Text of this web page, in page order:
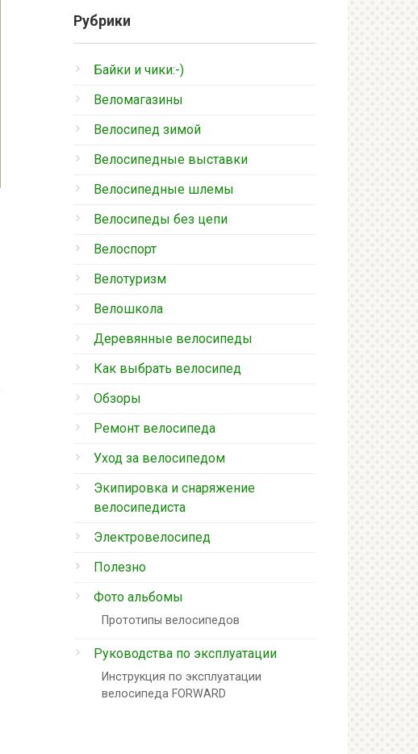
Рубрики
Байки и чики:-)
Веломагазины
Велосипед зимой
Велосипедные выставки
Велосипедные шлемы
Велосипеды без цепи
Велоспорт
Велотуризм
Велошкола
Деревянные велосипеды
Как выбрать велосипед
Обзоры
Ремонт велосипеда
Уход за велосипедом
Экипировка и снаряжение
велосипедиста
Электровелосипед
Полезно
Фото альбомы
Прототипы велосипедов
Руководства по эксплуатации
Инструкция по эксплуатации
велосипеда FORWARD